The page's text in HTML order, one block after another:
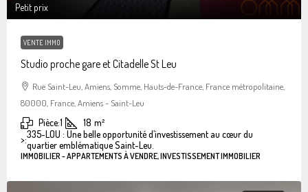
Petit prix
VENTE IMMO
Studio proche gare et Citadelle St Leu
Rue Saint-Leu, Amiens, Somme, Hauts-de-France, France métropolitaine,
80000, France, Amiens - Saint-Leu
Pièce:1 18 m²
>:335-LOU : Une belle opportunité d’investissement au cœur du
quartier emblématique Saint-Leu.
IMMOBILIER - APPARTEMENTS À VENDRE, INVESTISSEMENT IMMOBILIER